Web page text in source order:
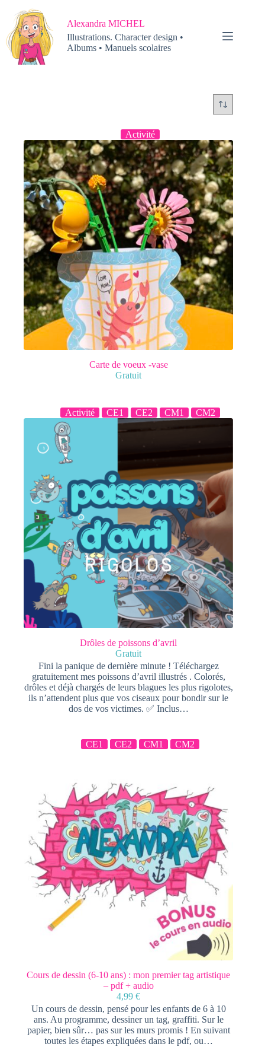
contenu
Alexandra MICHEL
Illustrations. Character design •
Albums • Manuels scolaires
Activité
Carte de voeux -vase
Gratuit
Activité CE1 CE2 CM1 CM2
Drôles de poissons d’avril
Gratuit
Fini la panique de dernière minute ! Téléchargez
gratuitement mes poissons d’avril illustrés . Colorés,
drôles et déjà chargés de leurs blagues les plus rigolotes,
ils n’attendent plus que vos ciseaux pour bondir sur le
dos de vos victimes. ✅ Inclus…
CE1 CE2 CM1 CM2
Cours de dessin (6-10 ans) : mon premier tag artistique
– pdf + audio
4,99€
Un cours de dessin, pensé pour les enfants de 6 à 10
ans. Au programme, dessiner un tag, graffiti. Sur le
papier, bien sûr… pas sur les murs promis ! En suivant
toutes les étapes expliquées dans le pdf, ou…